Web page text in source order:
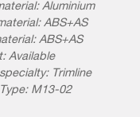
Aluminium
ABS+AS
ABS+AS
Available
Trimline
M13-02